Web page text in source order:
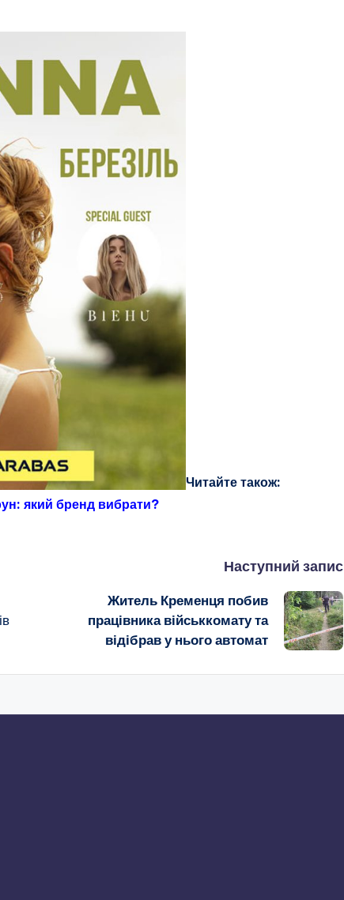
Читайте також:
який бренд вибрати?
Наступний запис
Житель Кременця побив
працівника військкомату та
відібрав у нього автомат